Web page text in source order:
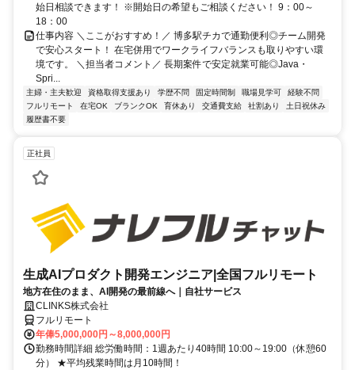
始日相談できます！ ※開始日の希望もご相談ください！ 9：00～
18：00
仕事内容 ＼ここがおすすめ！／ 博多駅チカで通勤便利◎チーム開発
で安心スタート！ 在宅併用でワークライフバランスも取りやすい環
境です。 ＼担当者コメント／ 長期案件で安定就業可能◎Java・
Spri...
主婦・主夫歓迎 資格取得支援あり 学歴不問 固定時間制 職場見学可
経験不問
フルリモート
在宅OK ブランクOK 育休あり 交通費支給 社割あり
土日祝休み
履歴書不要
正社員
生成AIプロダクト開発エンジニア|全国フルリモート
地方在住のまま、AI開発の最前線へ｜自社サービス
CLINKS株式会社
フルリモート
年俸5,000,000円～8,000,000円
勤務時間詳細 総労働時間：1週あたり40時間 10:00～19:00（休憩60
分） ★平均残業時間は月10時間！